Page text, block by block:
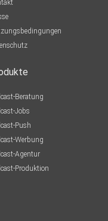
Beratung
Jobs
Push
Werbung
Agentur
Produktion